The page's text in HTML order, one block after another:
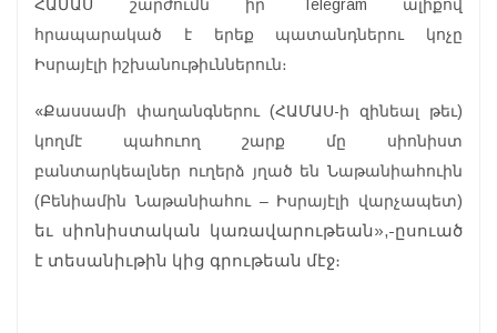
ՀԱՄԱՍ շարժումն իր Telegram ալիքով
հրապարակած է երեք պատանդներու կոչը
Իսրայէլի իշխանութիւններուն։
«Քասսամի փաղանգներու (ՀԱՄԱՍ-ի զինեալ թեւ)
կողմէ պահուող շարք մը սիոնիստ
բանտարկեալներ ուղերձ յղած են Նաթանիահուին
(Բենիամին Նաթանիահու – Իսրայէլի վարչապետ)
եւ սիոնիստական ​​կառավարութեան»,-ըսուած
է տեսանիւթին կից գրութեան մէջ։